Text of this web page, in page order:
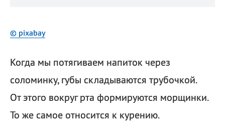
© pixabay
Когда мы потягиваем напиток через
соломинку, губы складываются трубочкой.
От этого вокруг рта формируются морщинки.
То же самое относится к курению.